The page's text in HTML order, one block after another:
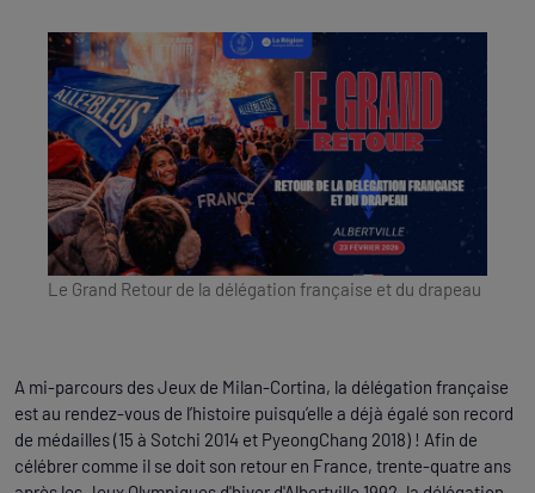
Le Grand Retour de la délégation française et du drapeau
A mi-parcours des Jeux de Milan-Cortina, la délégation française
est au rendez-vous de l’histoire puisqu’elle a déjà égalé son record
de médailles (15 à Sotchi 2014 et PyeongChang 2018) ! Afin de
célébrer comme il se doit son retour en France, trente-quatre ans